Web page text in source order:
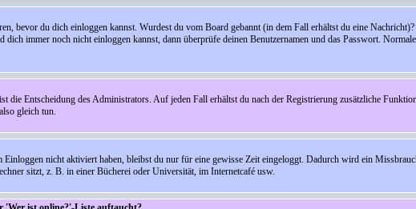
bevor du dich einloggen kannst. Wurdest du vom Board gebannt (in dem Fall erhältst du eine
immer noch nicht einloggen kannst, dann überprüfe deinen Benutzernamen und das Passwort.
die Entscheidung des Administrators. Auf jeden Fall erhältst du nach der Registrierung zusätzliche
gleich tun.
Einloggen nicht aktiviert haben, bleibst du nur für eine gewisse Zeit eingeloggt. Dadurch wird ein
sitzt, z. B. in einer Bücherei oder Universität, im Internetcafé usw.